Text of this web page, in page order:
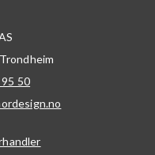
Trondheim
50